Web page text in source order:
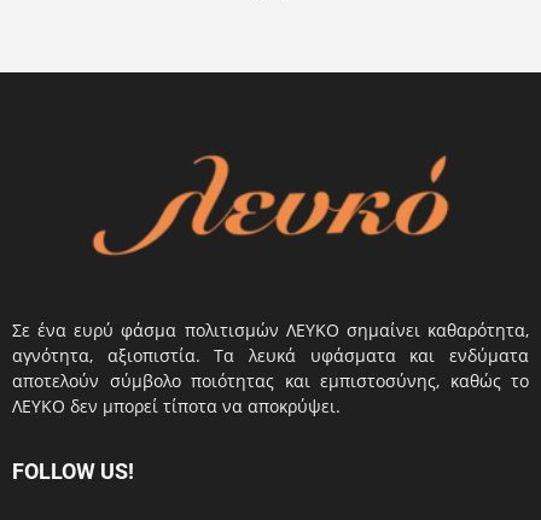
Σε ένα ευρύ φάσμα πολιτισμών ΛΕΥΚΟ σημαίνει καθαρότητα,
αγνότητα, αξιοπιστία. Τα λευκά υφάσματα και ενδύματα
αποτελούν σύμβολο ποιότητας και εμπιστοσύνης, καθώς το
ΛΕΥΚΟ δεν μπορεί τίποτα να αποκρύψει.
FOLLOW US!